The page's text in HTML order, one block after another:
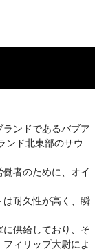
ンドであるバブア
ンド北東部のサウ
者のために、オイ
耐久性が高く、瞬
供給しており、そ
ィリップ大尉によ